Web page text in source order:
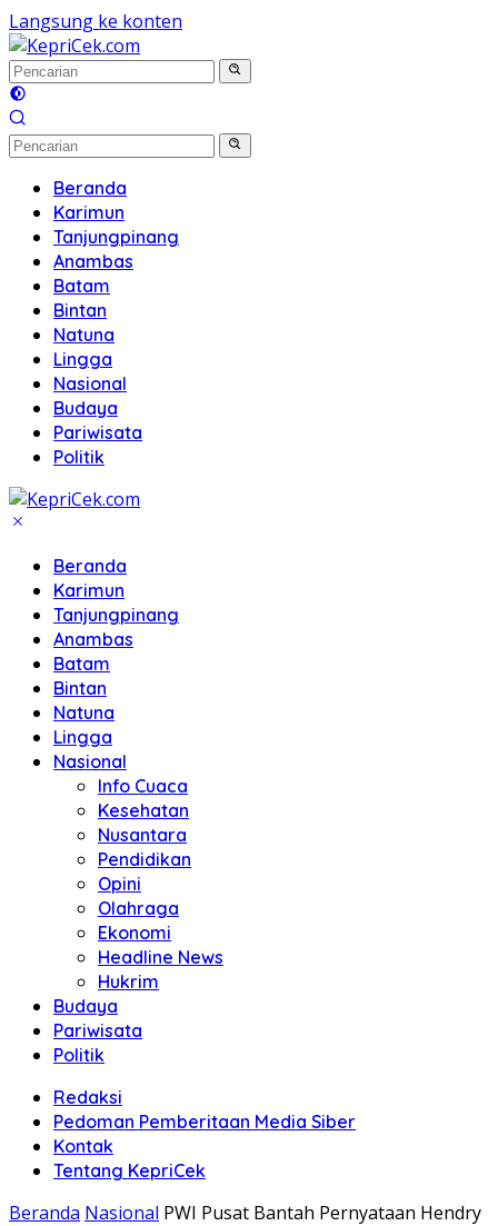
Langsung ke konten
Beranda
Karimun
Tanjungpinang
Anambas
Batam
Bintan
Natuna
Lingga
Nasional
Budaya
Pariwisata
Politik
Beranda
Karimun
Tanjungpinang
Anambas
Batam
Bintan
Natuna
Lingga
Nasional
Info Cuaca
Kesehatan
Nusantara
Pendidikan
Opini
Olahraga
Ekonomi
Headline News
Hukrim
Budaya
Pariwisata
Politik
Redaksi
Pedoman Pemberitaan Media Siber
Kontak
Tentang KepriCek
Beranda Nasional PWI Pusat Bantah Pernyataan Hendry